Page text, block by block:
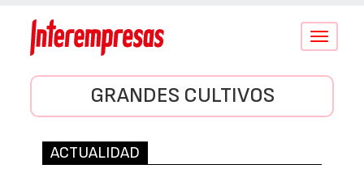
Conmutar
GRANDES CULTIVOS
ACTUALIDAD